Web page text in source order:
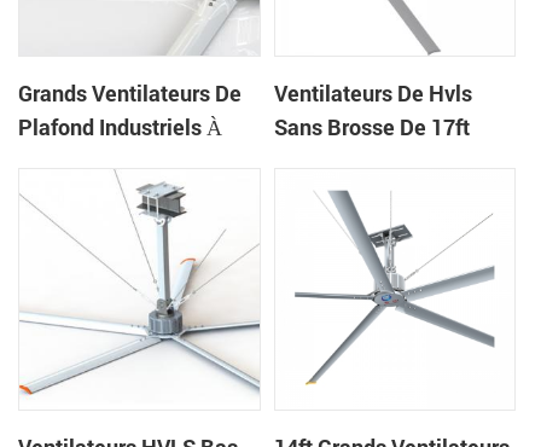
Grands Ventilateurs De
Plafond Industriels À
Pour Les Ateliers De 24
Pieds
Ventilateurs De Hvls
Sans Brosse De 17ft
L'entrepôt Logistique